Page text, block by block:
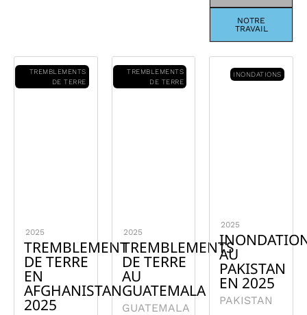
NOTRE
TRAVAIL
TREMBLEMENTS
DE TERRE
2025
TREMBLEMENT
DE TERRE
EN
AFGHANISTAN
2025
TREMBLEMENTS
DE TERRE
2025
TREMBLEMENTS
DE TERRE
AU
GUATEMALA
GUATEMALA
INONDATIONS
2025
AU
PAKISTAN
EN 2025
PAKISTAN